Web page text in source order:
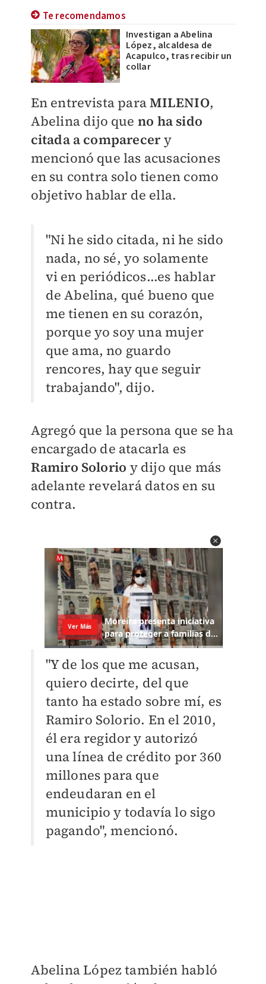
Te recomendamos
Investigan a Abelina
López, alcaldesa de
Acapulco, tras recibir un
collar
En entrevista paraMILENIO,
Abelina dijo que no ha sido
citada a comparecery
mencionó que las acusaciones
en su contra solo tienen como
objetivo hablar de ella.
"Ni he sido citada, ni he sido
nada, no sé, yo solamente
vi en periódicos...es hablar
de Abelina, qué bueno que
me tienen en su corazón,
porque yo soy una mujer
que ama, no guardo
rencores, hay que seguir
trabajando", dijo.
Agregó que la persona que se ha
encargado de atacarla es
Ramiro Solorio y dijo que más
adelante revelará datos en su
contra.
"Y de los que me acusan,
quiero decirte, del que
tanto ha estado sobre mí, es
Ramiro Solorio. En el 2010,
él era regidor y autorizó
una línea de crédito por 360
millones para que
endeudaran en el
municipio y todavía lo sigo
pagando", mencionó.
Abelina López también habló